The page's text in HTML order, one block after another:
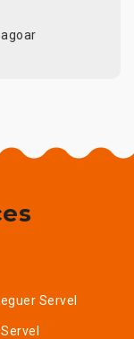
Servel